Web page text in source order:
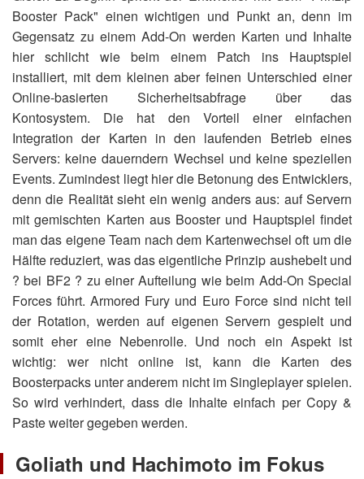
Booster Pack" einen wichtigen und Punkt an, denn im
Gegensatz zu einem Add-On werden Karten und Inhalte
hier schlicht wie beim einem Patch ins Hauptspiel
installiert, mit dem kleinen aber feinen Unterschied einer
Online-basierten Sicherheitsabfrage über das
Kontosystem. Die hat den Vorteil einer einfachen
Integration der Karten in den laufenden Betrieb eines
Servers: keine dauerndern Wechsel und keine speziellen
Events. Zumindest liegt hier die Betonung des Entwicklers,
denn die Realität sieht ein wenig anders aus: auf Servern
mit gemischten Karten aus Booster und Hauptspiel findet
man das eigene Team nach dem Kartenwechsel oft um die
Hälfte reduziert, was das eigentliche Prinzip aushebelt und
? bei BF2 ? zu einer Aufteilung wie beim Add-On Special
Forces führt. Armored Fury und Euro Force sind nicht teil
der Rotation, werden auf eigenen Servern gespielt und
somit eher eine Nebenrolle. Und noch ein Aspekt ist
wichtig: wer nicht online ist, kann die Karten des
Boosterpacks unter anderem nicht im Singleplayer spielen.
So wird verhindert, dass die Inhalte einfach per Copy &
Paste weiter gegeben werden.
Goliath und Hachimoto im Fokus